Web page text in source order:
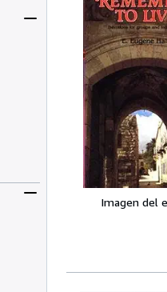
Imagen del